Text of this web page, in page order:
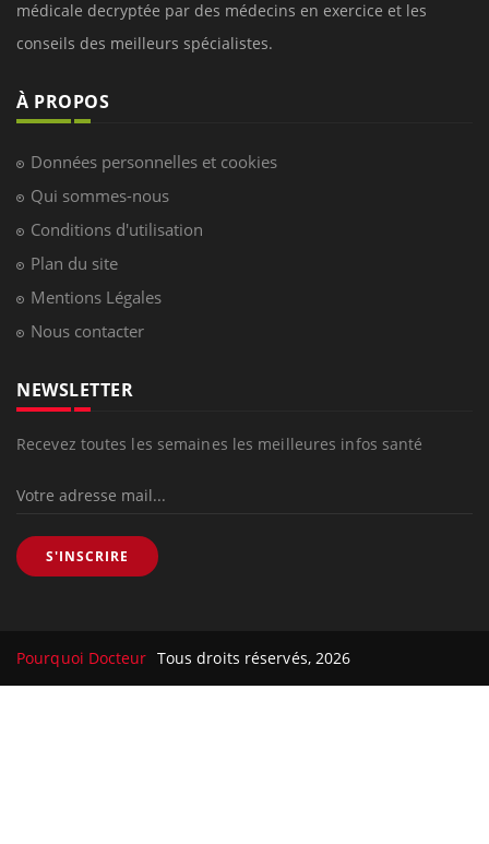
médicale decryptée par des médecins en exercice et les
conseils des meilleurs spécialistes.
À PROPOS
Données personnelles et cookies
Qui sommes-nous
Conditions d'utilisation
Plan du site
Mentions Légales
Nous contacter
NEWSLETTER
Recevez toutes les semaines les meilleures infos santé
S'INSCRIRE
Pourquoi Docteur Tous droits réservés, 2026